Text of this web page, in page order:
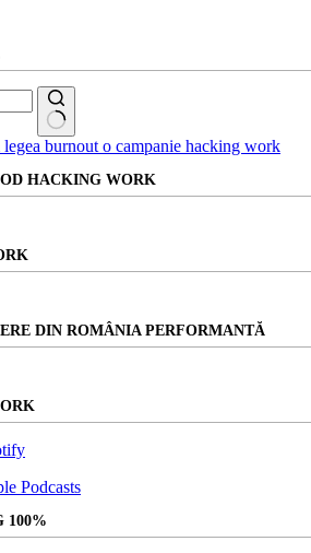
HACKING WORK
DIN ROMÂNIA PERFORMANTĂ
100%